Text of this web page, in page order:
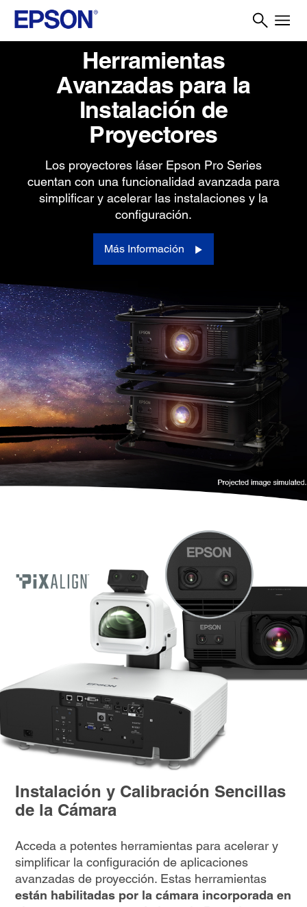
Herramientas
Avanzadas para la
Instalación de
Proyectores
Los proyectores láser Epson Pro Series
cuentan con una funcionalidad avanzada para
simplificar y acelerar las instalaciones y la
configuración.
Más Información
Instalación y Calibración Sencillas
de la Cámara
Acceda a potentes herramientas para acelerar y
simplificar la configuración de aplicaciones
avanzadas de proyección. Estas herramientas
están habilitadas por la cámara incorporada en